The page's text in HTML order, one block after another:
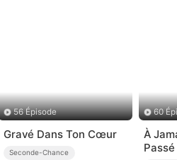
56 Épisode
Gravé Dans Ton Cœur
Seconde-Chance
60
À
Passé